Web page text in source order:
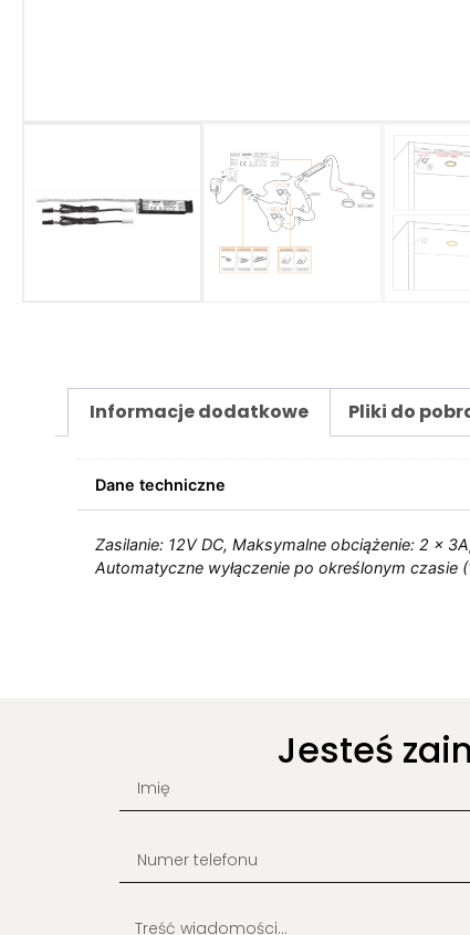
Informacje dodatkowe Pliki do
Dane techniczne
Zasilanie: 12V DC, Maksymalne obciążenie: 2 ×
Automatyczne wyłączenie po określonym czasie
Jesteś